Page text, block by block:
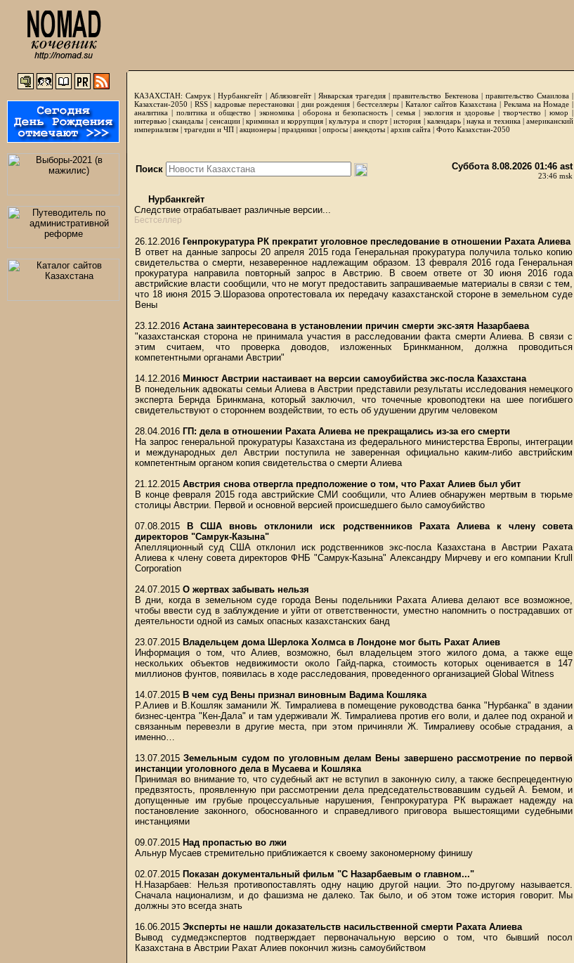
КАЗАХСТАН: Самрук |Нурбанкгейт | Аблязовгейт| Январская трагедия |правительство Бектенова| правительство Смаилова|
Казахстан-2050 | RSS|кадровые перестановки| дни рождения | бестселлеры| Каталог сайтов Казахстана | Реклама на Номаде |
аналитика | политика и общество | экономика | оборона и безопасность | семья | экология и здоровье | творчество | юмор |
интервью |скандалы | сенсации|криминал и коррупция|культура и спорт|история | календарь|наука и техника|американский
империализм | трагедии и ЧП | акционеры | праздники | опросы | анекдоты | архив сайта | Фото Казахстан-2050
Поиск Суббота 8.08.2026 01:46 ast
23:46 msk
Нурбанкгейт
Следствие отрабатывает различные версии...
Бестселлер
26.12.2016 Генпрокуратура РК прекратит уголовное преследование в отношении Рахата Алиева
В ответ на данные запросы 20 апреля 2015 года Генеральная прокуратура получила только копию
свидетельства о смерти, незаверенное надлежащим образом. 13 февраля 2016 года Генеральная
прокуратура направила повторный запрос в Австрию. В своем ответе от 30 июня 2016 года
австрийские власти сообщили, что не могут предоставить запрашиваемые материалы в связи с тем,
что 18 июня 2015 Э.Шоразова опротестовала их передачу казахстанской стороне в земельном суде
Вены
23.12.2016 Астана заинтересована в установлении причин смерти экс-зятя Назарбаева
"казахстанская сторона не принимала участия в расследовании факта смерти Алиева. В связи с
этим считаем, что проверка доводов, изложенных Бринкманном, должна проводиться
компетентными органами Австрии"
14.12.2016 Минюст Австрии настаивает на версии самоубийства экс-посла Казахстана
В понедельник адвокаты семьи Алиева в Австрии представили результаты исследования немецкого
эксперта Бернда Бринкмана, который заключил, что точечные кровоподтеки на шее погибшего
свидетельствуют о стороннем воздействии, то есть об удушении другим человеком
28.04.2016 ГП: дела в отношении Рахата Алиева не прекращались из-за его смерти
На запрос генеральной прокуратуры Казахстана из федерального министерства Европы, интеграции
и международных дел Австрии поступила не заверенная официально каким-либо австрийским
компетентным органом копия свидетельства о смерти Алиева
21.12.2015 Австрия снова отвергла предположение о том, что Рахат Алиев был убит
В конце февраля 2015 года австрийские СМИ сообщили, что Алиев обнаружен мертвым в тюрьме
столицы Австрии. Первой и основной версией происшедшего было самоубийство
07.08.2015
В США вновь отклонили иск родственников Рахата Алиева к члену совета
директоров "Самрук-Казына"
Апелляционный суд США отклонил иск родственников экс-посла Казахстана в Австрии Рахата
Алиева к члену совета директоров ФНБ "Самрук-Казына" Александру Мирчеву и его компании Krull
Corporation
24.07.2015 О жертвах забывать нельзя
В дни, когда в земельном суде города Вены подельники Рахата Алиева делают все возможное,
чтобы ввести суд в заблуждение и уйти от ответственности, уместно напомнить о пострадавших от
деятельности одной из самых опасных казахстанских банд
23.07.2015 Владельцем дома Шерлока Холмса в Лондоне мог быть Рахат Алиев
Информация о том, что Алиев, возможно, был владельцем этого жилого дома, а также еще
нескольких объектов недвижимости около Гайд-парка, стоимость которых оценивается в 147
миллионов фунтов, появилась в ходе расследования, проведенного организацией Global Witness
14.07.2015 В чем суд Вены признал виновным Вадима Кошляка
Р.Алиев и В.Кошляк заманили Ж. Тимралиева в помещение руководства банка "Нурбанка" в здании
бизнес-центра "Кен-Дала" и там удерживали Ж. Тимралиева против его воли, и далее под охраной и
связанным перевезли в другие места, при этом причиняли Ж. Тимралиеву особые страдания, а
именно…
13.07.2015Земельным судом по уголовным делам Вены завершено рассмотрение по первой
инстанции уголовного дела в Мусаева и Кошляка
Принимая во внимание то, что судебный акт не вступил в законную силу, а также беспрецедентную
предвзятость, проявленную при рассмотрении дела председательствовавшим судьей А. Бемом, и
допущенные им грубые процессуальные нарушения, Генпрокуратура РК выражает надежду на
постановление законного, обоснованного и справедливого приговора вышестоящими судебными
инстанциями
09.07.2015 Над пропастью во лжи
Альнур Мусаев стремительно приближается к своему закономерному финишу
02.07.2015 Показан документальный фильм "С Назарбаевым о главном..."
Н.Назарбаев: Нельзя противопоставлять одну нацию другой нации. Это по-другому называется.
Сначала национализм, и до фашизма не далеко. Так было, и об этом тоже история говорит. Мы
должны это всегда знать
16.06.2015 Эксперты не нашли доказательств насильственной смерти Рахата Алиева
Вывод судмедэкспертов подтверждает первоначальную версию о том, что бывший посол
Казахстана в Австрии Рахат Алиев покончил жизнь самоубийством